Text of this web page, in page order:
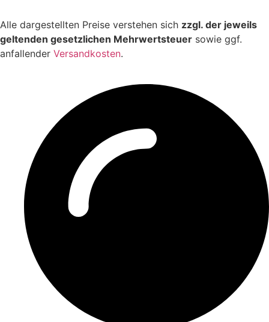
Alle dargestellten Preise verstehen sich zzgl. der jeweils
geltenden gesetzlichen Mehrwertsteuer sowie ggf.
anfallender Versandkosten.